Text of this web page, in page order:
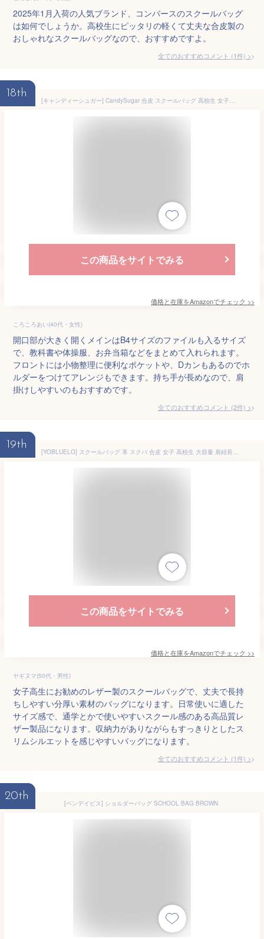
2025年1月入荷の人気ブランド、コンバースのスクールバッグ
は如何でしょうか。高校生にピッタリの軽くて丈夫な合皮製の
おしゃれなスクールバッグなので、おすすめですよ。
全てのおすすめコメント (1件) >
18th
[キャンディーシュガー] CandySugar 合皮 スクールバッグ 高校生 女子ロゴ 型押 通学用 (茶色)
この商品をサイトでみる
価格と在庫をAmazonでチェック >>
ころころあい(40代・女性)
開口部が大きく開くメインはB4サイズのファイルも入るサイズ
で、教科書や体操服、お弁当箱などをまとめて入れられます。
フロントには小物整理に便利なポケットや、Dカンもあるのでホ
ルダーをつけてアレンジもできます。持ち手が長めなので、肩
掛けしやすいのもおすすめです。
全てのおすすめコメント (2件) >
19th
[YOBLUELO] スクールバッグ 革 スクバ 合皮 女子 高校生 大容量 肩紐長い イヤホンマークなし 茶色 黒 背負える (茶色)
この商品をサイトでみる
価格と在庫をAmazonでチェック >>
ヤギヌマ(50代・男性)
女子高生にお勧めのレザー製のスクールバッグで、丈夫で長持
ちしやすい分厚い素材のバッグになります。日常使いに適した
サイズ感で、通学とかで使いやすいスクール感のある高品質レ
ザー製品になります。収納力がありながらもすっきりとしたス
リムシルエットを感じやすいバッグになります。
全てのおすすめコメント (1件) >
20th
[ベンデイビス] ショルダーバッグ SCHOOL BAG BROWN